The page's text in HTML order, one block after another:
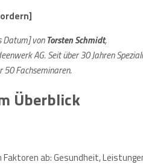
Datum] vonTorsten Schmidt,
AG. Seit über 30 Jahren
50 Fachseminaren.
Überblick
Faktoren ab: Gesundheit,